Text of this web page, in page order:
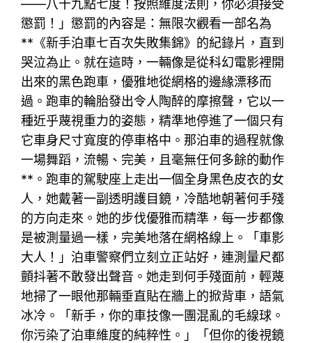
——八十九點七度！按照維度法則，你必須接受
懲罰！」懲罰的內容是：無限次觀看一部名為
**《新手泊車七百次失敗集錦》的紀錄片，直到
哭泣為止。就在這時，一輛像是從科幻電影裡開
出來的黑色跑車，優雅地從網格的邊緣漂移而
過。跑車的輪胎發出令人陶醉的摩擦聲，它以一
種近乎蔑視重力的姿態，精準地停進了一個只有
它車身尺寸寬度的停車格中。那泊車的過程就像
一場舞蹈，流暢、完美，且毫無任何多餘的動作
**。跑車的駕駛座上走出一個全身黑色皮衣的女
人，她戴著一副透明護目鏡，冷酷地朝著何手殘
的方向走來。她的步伐優雅而精準，每一步都像
是被測量過一樣，完美地落在網格線上。「車影
大人！」泊車警察們立刻立正站好，連測量尺都
顫抖著不敢發出聲音。她走到何手殘面前，輕蔑
地掃了一眼他那輛垂直貼在牆上的掀背車，語氣
冰冷。「新手，你的車技像一團混亂的毛線球。
你污染了泊車維度的純粹性。」「但你的後視鏡